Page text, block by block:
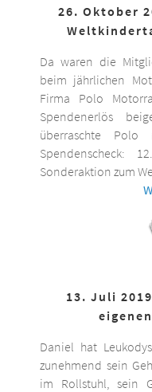
26. Oktober
Da waren die
beim jährlichen
Firma Polo
Spendenerlös
überraschte
Spendenscheck:
Sonderaktion zum
13. Juli
Daniel hat
zunehmend sein
im Rollstuhl, sein